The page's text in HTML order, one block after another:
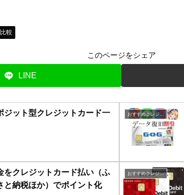
較
このページをシェア
LINE
ジット型クレジットカード一
おすすめクレジットカード比較
をクレジットカード払い（ふ
と納税ほか）でポイント化
おすすめクレジットカード比較